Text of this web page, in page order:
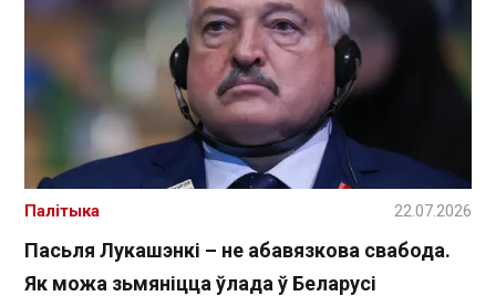
Пасьля Лукашэнкі – не абавязкова свабода.
Як можа зьмяніцца ўлада ў Беларусі
Палітыка 22.07.2026